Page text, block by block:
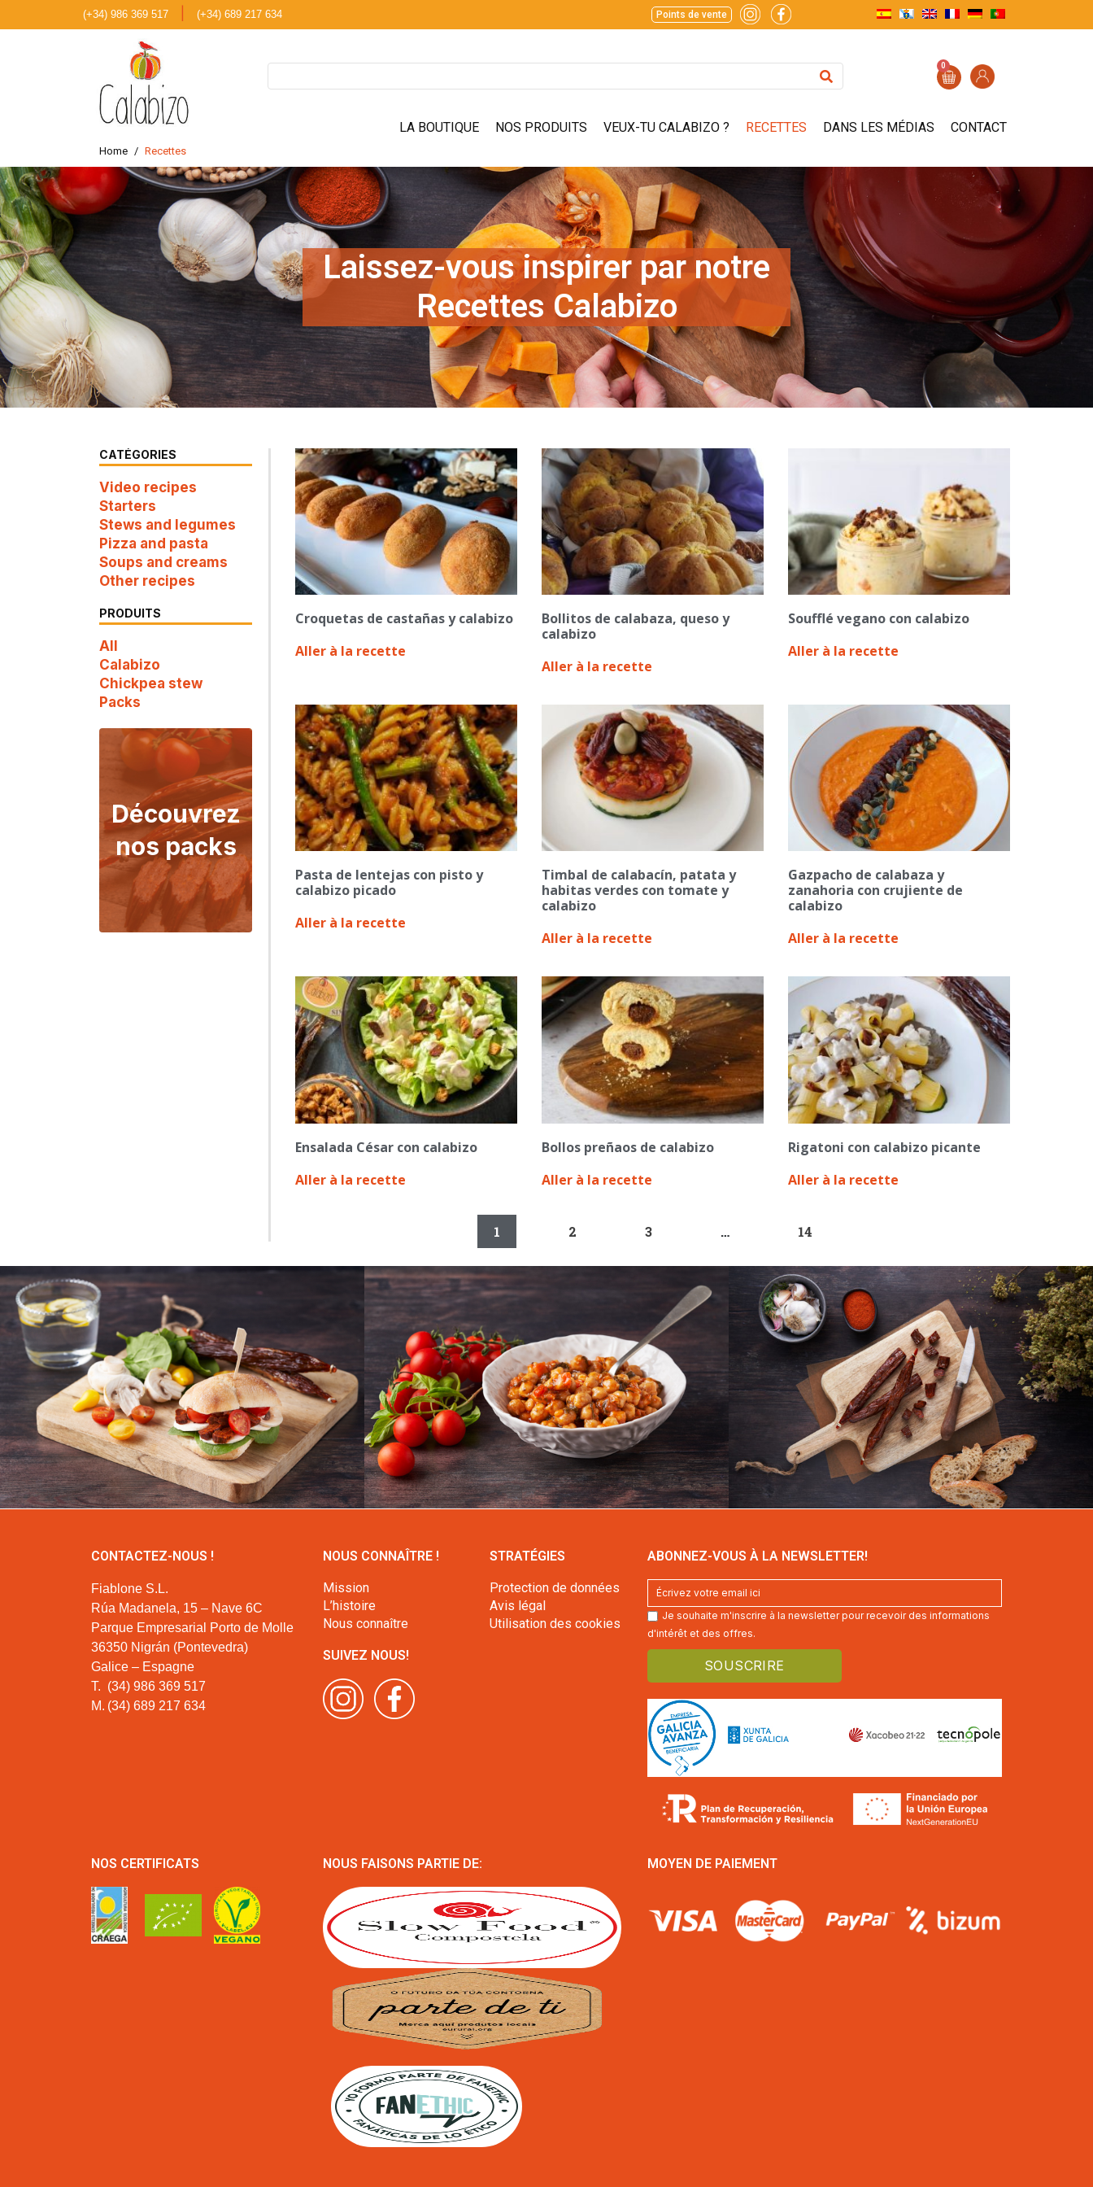
(+34) 986 369 517 (+34) 689 217 634 Points de vente
0
LA BOUTIQUE NOS PRODUITS VEUX-TU CALABIZO ? RECETTES DANS LES MÉDIAS CONTACT
Home Recettes
Laissez-vous inspirer par notre
Recettes Calabizo
CATÉGORIES
Video recipes
Starters
Stews and legumes
Pizza and pasta
Soups and creams
Other recipes
PRODUITS
All
Calabizo
Chickpea stew
Packs
Découvrez
nos packs
Croquetas de castañas y calabizo
Aller à la recette
Bollitos de calabaza, queso y
calabizo
Aller à la recette
Soufflé vegano con calabizo
Aller à la recette
Pasta de lentejas con pisto y
calabizo picado
Aller à la recette
Timbal de calabacín, patata y
habitas verdes con tomate y
calabizo
Aller à la recette
Gazpacho de calabaza y
zanahoria con crujiente de
calabizo
Aller à la recette
Ensalada César con calabizo
Aller à la recette
Bollos preñaos de calabizo
Aller à la recette
Rigatoni con calabizo picante
Aller à la recette
1 2 3 … 14
CONTACTEZ-NOUS !
Fiablone S.L.
Rúa Madanela, 15 – Nave 6C
Parque Empresarial Porto de Molle
36350 Nigrán (Pontevedra)
Galice – Espagne
T. (34) 986 369 517
M. (34) 689 217 634
NOUS CONNAÎTRE !
Mission
L’histoire
Nous connaître
SUIVEZ NOUS!
STRATÉGIES
Protection de données
Avis légal
Utilisation des cookies
ABONNEZ-VOUS À LA NEWSLETTER!
Je souhaite m'inscrire à la newsletter pour recevoir des informations
d'intérêt et des offres.
NOS CERTIFICATS NOUS FAISONS PARTIE DE: MOYEN DE PAIEMENT